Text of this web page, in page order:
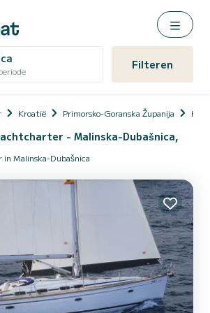
Filteren
Kroatië Primorsko-Goranska Županija Krk
- Malinska-Dubašnica,
Malinska-Dubašnica